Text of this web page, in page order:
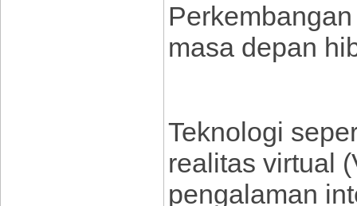
masa depan
Teknologi
realitas virtual
pengalaman